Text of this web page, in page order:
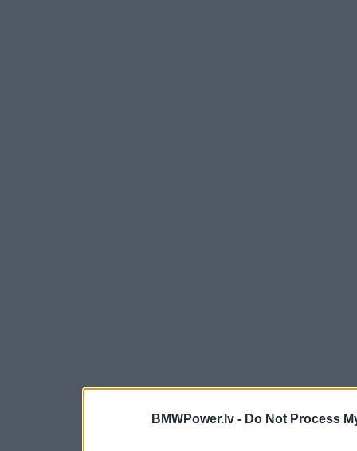
BMWPower.lv - Do Not Process